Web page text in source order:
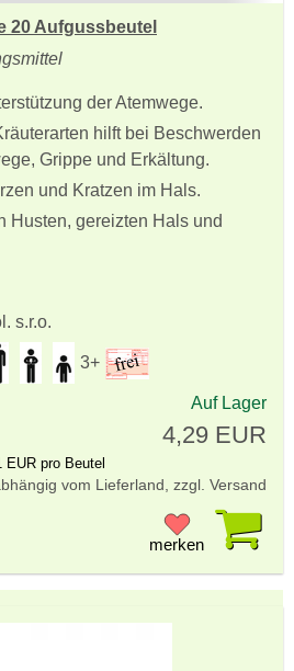
20 Aufgussbeutel
der Atemwege.
hilft bei Beschwerden
Grippe und Erkältung.
und Kratzen im Hals.
Husten, gereizten Hals und
s.r.o.
3+
Auf Lager
4,29 EUR
EUR pro Beutel
vom Lieferland, zzgl. Versand
merken